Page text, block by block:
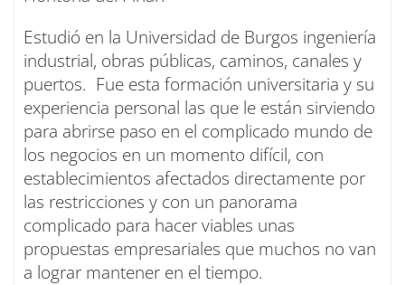
Estudió en la Universidad de Burgos ingeniería
industrial, obras públicas, caminos, canales y
puertos. Fue esta formación universitaria y su
experiencia personal las que le están sirviendo
para abrirse paso en el complicado mundo de
los negocios en un momento difícil, con
establecimientos afectados directamente por
las restricciones y con un panorama
complicado para hacer viables unas
propuestas empresariales que muchos no van
a lograr mantener en el tiempo.